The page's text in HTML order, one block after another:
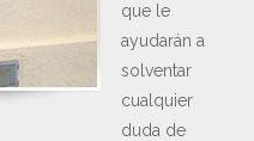
que le
ayudarán a
solventar
cualquier
duda de